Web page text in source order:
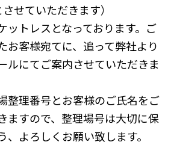
せていただきます）
ットレスとなっております。ご
お客様宛てに、追って弊社より
ルにてご案内させていただきま
整理番号とお客様のご氏名をご
ますので、整理場号は大切に保
、よろしくお願い致します。